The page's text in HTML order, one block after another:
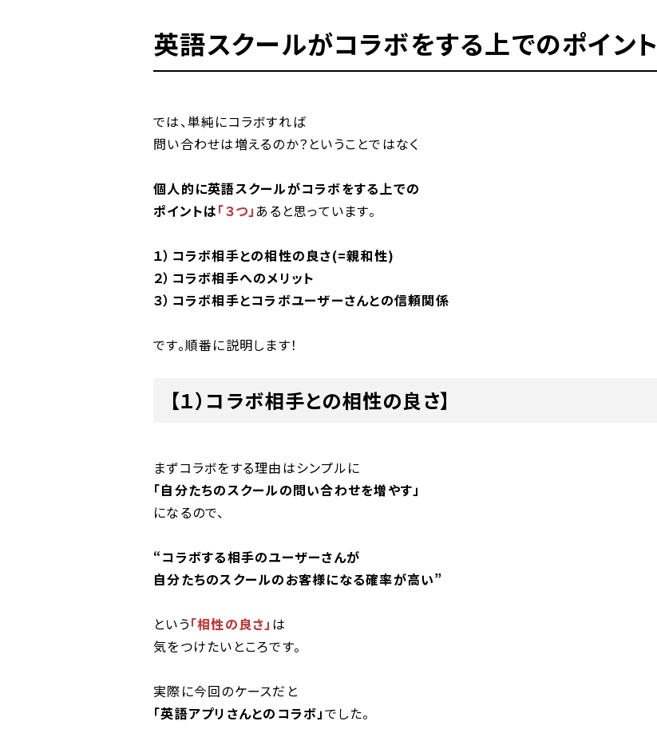
英語スクールがコラボをする上でのポイント
では、単純にコラボすれば
問い合わせは増えるのか？ということではなく
個人的に英語スクールがコラボをする上での
ポイントは「３つ」あると思っています。
１）コラボ相手との相性の良さ(=親和性)
２）コラボ相手へのメリット
３）コラボ相手とコラボユーザーさんとの信頼関係
です。順番に説明します！
【１）コラボ相手との相性の良さ】
まずコラボをする理由はシンプルに
「自分たちのスクールの問い合わせを増やす」
になるので、
“コラボする相手のユーザーさんが
自分たちのスクールのお客様になる確率が高い”
という「相性の良さ」 は
気をつけたいところです。
実際に今回のケースだと
「英語アプリさんとのコラボ」でした。